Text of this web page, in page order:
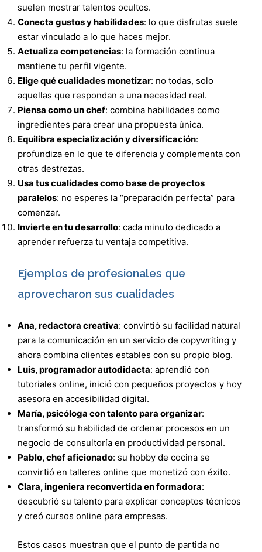
suelen mostrar talentos ocultos.
Conecta gustos y habilidades: lo que disfrutas suele
estar vinculado a lo que haces mejor.
Actualiza competencias: la formación continua
mantiene tu perfil vigente.
Elige qué cualidades monetizar: no todas, solo
aquellas que respondan a una necesidad real.
Piensa como un chef: combina habilidades como
ingredientes para crear una propuesta única.
Equilibra especialización y diversificación:
profundiza en lo que te diferencia y complementa con
otras destrezas.
Usa tus cualidades como base de proyectos
paralelos: no esperes la “preparación perfecta” para
comenzar.
Invierte en tu desarrollo: cada minuto dedicado a
aprender refuerza tu ventaja competitiva.
Ejemplos de profesionales que
aprovecharon sus cualidades
Ana, redactora creativa: convirtió su facilidad natural
para la comunicación en un servicio de copywriting y
ahora combina clientes estables con su propio blog.
Luis, programador autodidacta: aprendió con
tutoriales online, inició con pequeños proyectos y hoy
asesora en accesibilidad digital.
María, psicóloga con talento para organizar:
transformó su habilidad de ordenar procesos en un
negocio de consultoría en productividad personal.
Pablo, chef aficionado: su hobby de cocina se
convirtió en talleres online que monetizó con éxito.
Clara, ingeniera reconvertida en formadora:
descubrió su talento para explicar conceptos técnicos
y creó cursos online para empresas.
Estos casos muestran que el punto de partida no